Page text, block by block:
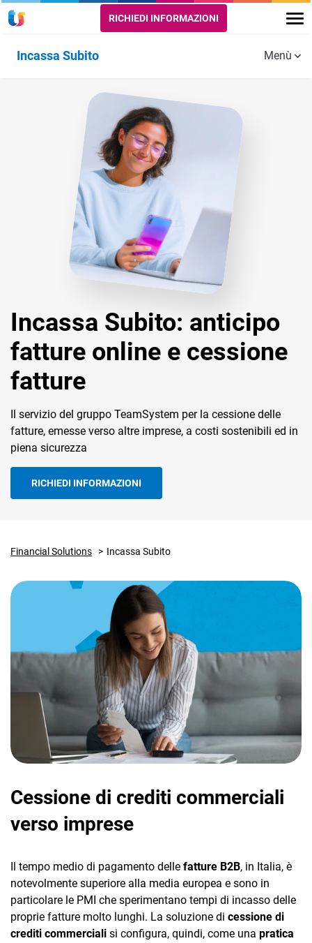
CRM
Ecommerce
Email Marketing
Trust Services
TeamSystem Corporate
TeamSystem Store
RICHIEDI INFORMAZIONI
Incassa Subito
Storie di successo
Menù
Incassa Subito: anticipo
fatture online e cessione
fatture
Il servizio del gruppo TeamSystem per la cessione delle
fatture, emesse verso altre imprese, a costi sostenibili ed in
piena sicurezza
RICHIEDI INFORMAZIONI
Financial Solutions Incassa Subito
Cessione di crediti commerciali
verso imprese
Il tempo medio di pagamento delle fatture B2B, in Italia, è
notevolmente superiore alla media europea e sono in
particolare le PMI che sperimentano tempi di incasso delle
proprie fatture molto lunghi. La soluzione di cessione di
crediti commerciali si configura, quindi, come una pratica